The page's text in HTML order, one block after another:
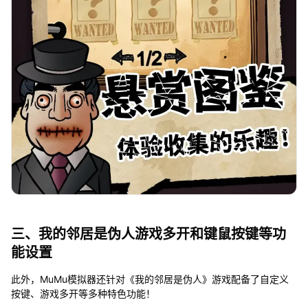
三、我的邻居是伪人游戏多开和键鼠按键等功
能设置
此外，MuMu模拟器还针对《我的邻居是伪人》游戏配备了自定义
按键、游戏多开等多种特色功能！